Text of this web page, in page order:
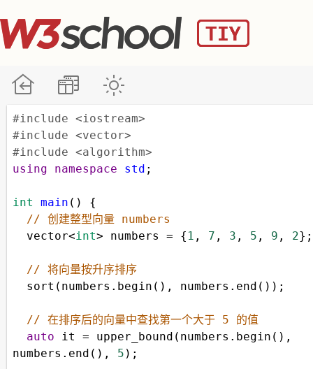
#include <iostream>
#include <vector>
#include <algorithm>
using
namespace std ;
int main () {
// 创建整型向量 numbers
vector<int> numbers = { 1 , 7 , 3 , 5 , 9 , 2};
// 将向量按升序排序
sort ( numbers . begin (), numbers . end ());
// 在排序后的向量中查找第一个大于 5 的值
auto
it = upper_bound ( numbers . begin
numbers . end (), 5 );